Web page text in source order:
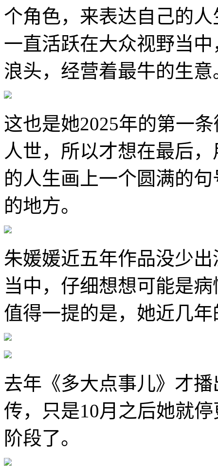
个角色，来表达自己的
一直活跃在大众视野当
浪头，经营着最牛的生
这也是她2025年的第一
人世，所以才想在最后
的人生画上一个圆满的
的地方。
朱媛媛近五年作品没少
当中，仔细想想可能是
值得一提的是，她近几
去年《多大点事儿》才
传，只是10月之后她就
阶段了。